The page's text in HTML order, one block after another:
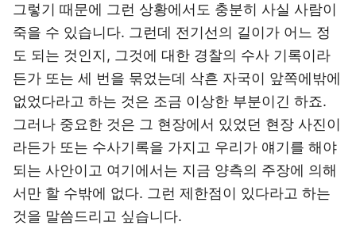
그렇기 때문에 그런 상황에서도 충분히 사실 사람이
죽을 수 있습니다. 그런데 전기선의 길이가 어느 정
도 되는 것인지, 그것에 대한 경찰의 수사 기록이라
든가 또는 세 번을 묶었는데 삭흔 자국이 앞쪽에밖에
없었다라고 하는 것은 조금 이상한 부분이긴 하죠.
그러나 중요한 것은 그 현장에서 있었던 현장 사진이
라든가 또는 수사기록을 가지고 우리가 얘기를 해야
되는 사안이고 여기에서는 지금 양측의 주장에 의해
서만 할 수밖에 없다. 그런 제한점이 있다라고 하는
것을 말씀드리고 싶습니다.